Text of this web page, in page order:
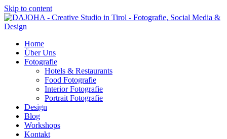
Skip to content
Home
Über Uns
Fotografie
Hotels & Restaurants
Food Fotografie
Interior Fotografie
Portrait Fotografie
Design
Blog
Workshops
Kontakt